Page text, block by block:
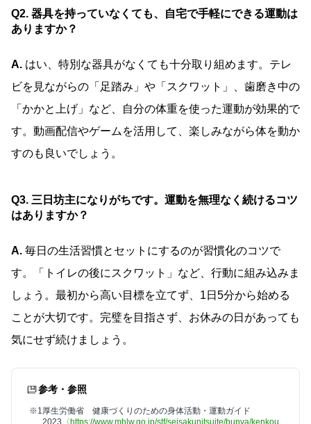
Q2. 器具を持っていなくても、自宅で手軽にできる運動は
ありますか？
A. はい、特別な器具がなくても十分取り組めます。テレ
ビを見ながらの「足踏み」や「スクワット」、歯磨き中の
「かかと上げ」など、自分の体重を使った運動が効果的で
す。動画配信やゲームを活用して、楽しみながら体を動か
すのも良いでしょう。
Q3. 三日坊主になりがちです。運動を無理なく続けるコツ
はありますか？
A. 毎日の生活習慣とセットにするのが習慣化のコツで
す。「トイレの後にスクワット」など、行動に組み込みま
しょう。最初から高い目標を立てず、1日5分から始める
ことが大切です。完璧を目指さず、お休みの日があっても
気にせず続けましょう。
参考・参照
※1 厚生労働省 健康づくりのための身体活動・運動ガイド
2023 〈https://www.mhlw.go.jp/stf/seisakunitsuite/bunya/kenkou_